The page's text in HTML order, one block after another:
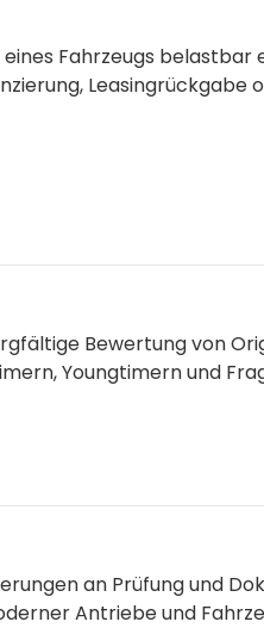
Fahrzeugs belastbar
Leasingrückgabe
Bewertung von
Youngtimern und
an Prüfung und
Antriebe und